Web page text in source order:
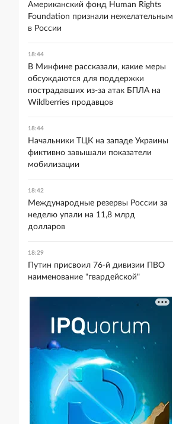
Американский фонд Human Rights
Foundation признали нежелательным
в России
18:44
В Минфине рассказали, какие меры
обсуждаются для поддержки
пострадавших из-за атак БПЛА на
Wildberries продавцов
18:44
Начальники ТЦК на западе Украины
фиктивно завышали показатели
мобилизации
18:42
Международные резервы России за
неделю упали на 11,8 млрд
долларов
18:29
Путин присвоил 76-й дивизии ПВО
наименование "гвардейской"